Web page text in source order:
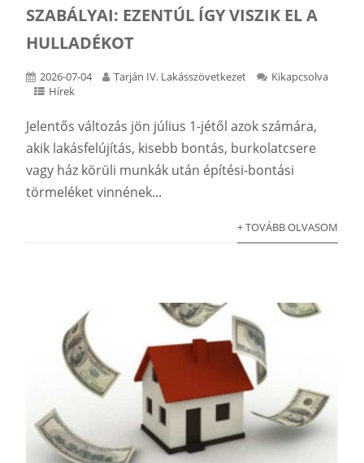
SZABÁLYAI: EZENTÚL ÍGY VISZIK EL A
HULLADÉKOT
2026-07-04 Tarján IV. Lakásszövetkezet
Kikapcsolva
Hírek
Jelentős változás jön július 1-jétől azok számára,
akik lakásfelújítás, kisebb bontás, burkolatcsere
vagy ház körüli munkák után építési-bontási
törmeléket vinnének...
+ TOVÁBB OLVASOM